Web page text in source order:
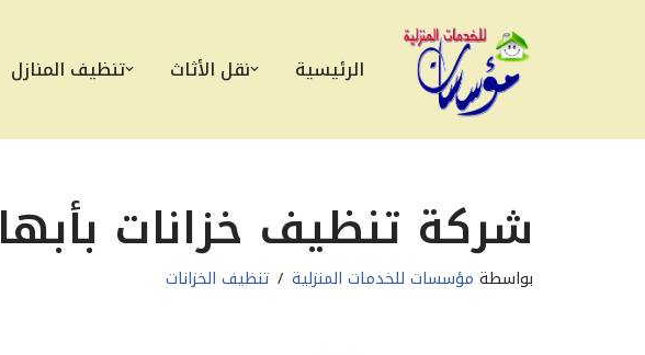
الرئيسية نقل الأثاث تنظيف المنازل
شركة تنظيف خزانات بأبها
بواسطة مؤسسات للخدمات المنزلية تنظيف الخزانات